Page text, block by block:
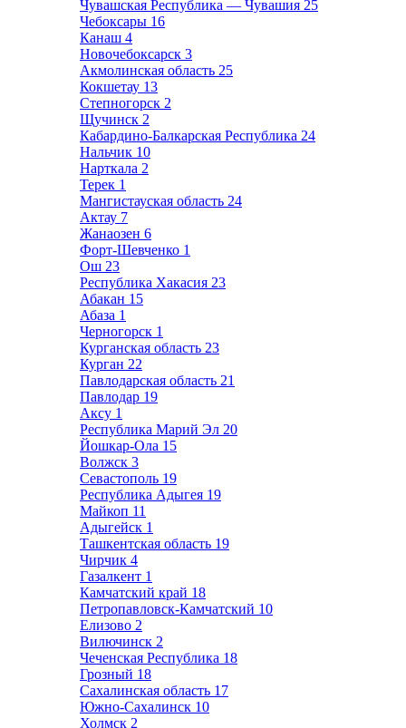
Чувашская Республика — Чувашия 25
Чебоксары 16
Канаш 4
Новочебоксарск 3
Акмолинская область 25
Кокшетау 13
Степногорск 2
Щучинск 2
Кабардино-Балкарская Республика 24
Нальчик 10
Нарткала 2
Терек 1
Мангистауская область 24
Актау 7
Жанаозен 6
Форт-Шевченко 1
Ош 23
Республика Хакасия 23
Абакан 15
Абаза 1
Черногорск 1
Курганская область 23
Курган 22
Павлодарская область 21
Павлодар 19
Аксу 1
Республика Марий Эл 20
Йошкар-Ола 15
Волжск 3
Севастополь 19
Республика Адыгея 19
Майкоп 11
Адыгейск 1
Ташкентская область 19
Чирчик 4
Газалкент 1
Камчатский край 18
Петропавловск-Камчатский 10
Елизово 2
Вилючинск 2
Чеченская Республика 18
Грозный 18
Сахалинская область 17
Южно-Сахалинск 10
Холмск 2